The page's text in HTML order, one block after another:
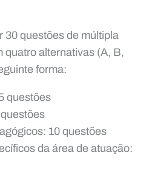
30 questões de múltipla
quatro alternativas (A, B,
forma:
questões
10 questões
da área de atuação: